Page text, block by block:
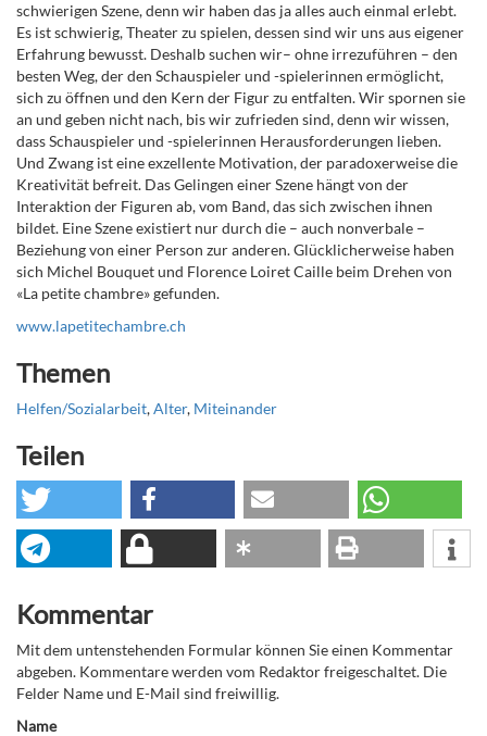
schwierigen Szene, denn wir haben das ja alles auch einmal erlebt.
Es ist schwierig, Theater zu spielen, dessen sind wir uns aus eigener
Erfahrung bewusst. Deshalb suchen wir– ohne irrezuführen – den
besten Weg, der den Schauspieler und -spielerinnen ermöglicht,
sich zu öffnen und den Kern der Figur zu entfalten. Wir spornen sie
an und geben nicht nach, bis wir zufrieden sind, denn wir wissen,
dass Schauspieler und -spielerinnen Herausforderungen lieben.
Und Zwang ist eine exzellente Motivation, der paradoxerweise die
Kreativität befreit. Das Gelingen einer Szene hängt von der
Interaktion der Figuren ab, vom Band, das sich zwischen ihnen
bildet. Eine Szene existiert nur durch die – auch nonverbale –
Beziehung von einer Person zur anderen. Glücklicherweise haben
sich Michel Bouquet und Florence Loiret Caille beim Drehen von
«La petite chambre» gefunden.
www.lapetitechambre.ch
Themen
Helfen/Sozialarbeit,Alter, Miteinander
Teilen
Kommentar
Mit dem untenstehenden Formular können Sie einen Kommentar
abgeben. Kommentare werden vom Redaktor freigeschaltet. Die
Felder Name und E-Mail sind freiwillig.
Name